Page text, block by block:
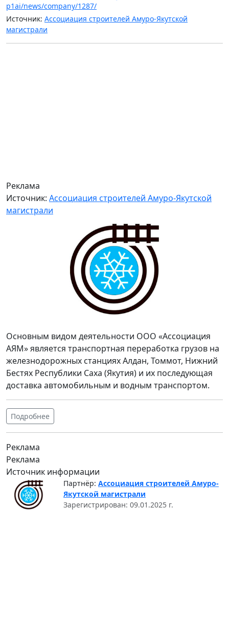
p1ai/news/company/1287/
Источник: Ассоциация строителей Амуро-Якутской
магистрали
Реклама
Источник: Ассоциация строителей Амуро-Якутской
магистрали
Основным видом деятельности ООО «Ассоциация
АЯМ» является транспортная переработка грузов на
железнодорожных станциях Алдан, Томмот, Нижний
Бестях Республики Саха (Якутия) и их последующая
доставка автомобильным и водным транспортом.
Подробнее
Реклама
Реклама
Источник информации
Партнёр: Ассоциация строителей Амуро-
Якутской магистрали
Зарегистрирован: 09.01.2025 г.